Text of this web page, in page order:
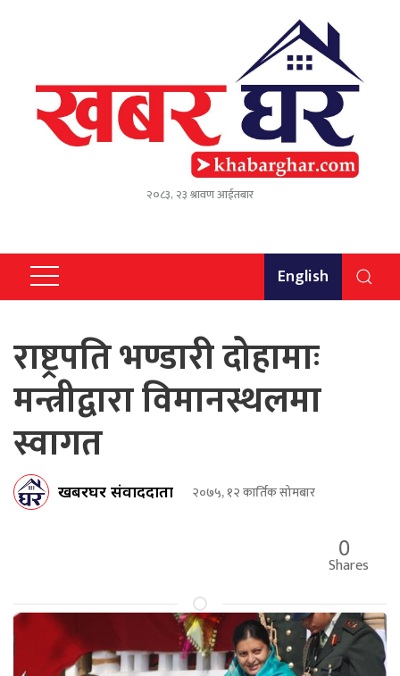
२०८३, २३ श्रावण आईतबार
English
राष्ट्रपति भण्डारी दोहामाः
मन्त्रीद्वारा विमानस्थलमा
स्वागत
खबरघर संवाददाता २०७५, १२ कार्तिक सोमबार
0
Shares